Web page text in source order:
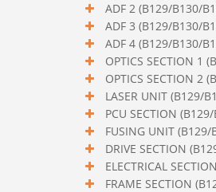
ADF 2 (B129/B130/
ADF 3 (B129/B130/
ADF 4 (B129/B130/
OPTICS SECTION 1
OPTICS SECTION 2
LASER UNIT (B129/
PCU SECTION
FUSING UNIT
DRIVE SECTION
ELECTRICAL
FRAME SECTION